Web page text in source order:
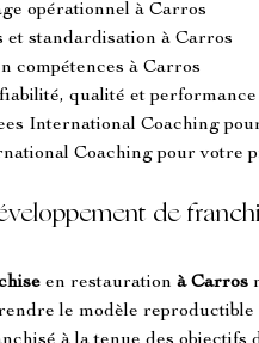
opérationnel à Carros
et standardisation à Carros
compétences à Carros
qualité et
International Coaching
Coaching pour votre
de
en restauration à Carros
le modèle